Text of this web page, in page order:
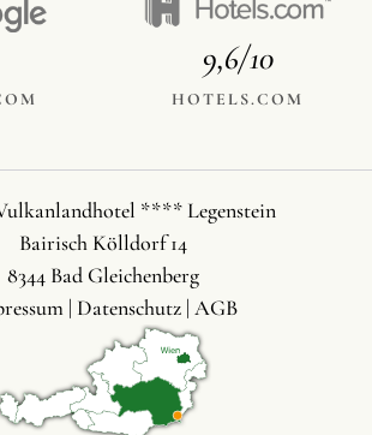
9,6/10
HOTELS.COM
**** Legenstein
Bairisch Kölldorf 14
8344 Bad Gleichenberg
| Datenschutz| AGB